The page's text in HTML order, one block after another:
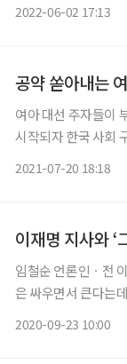
2022-06-02 17:13
공약 쏟아내는
여아 대선 주자들이
시작되자 한국 사회
2021-07-20 18:18
이재명 지사와 ‘
임철순 언론인ㆍ전 이투데이 주필 이재명 경기도지사
은 싸우면서 큰다는
2020-09-23 10:00